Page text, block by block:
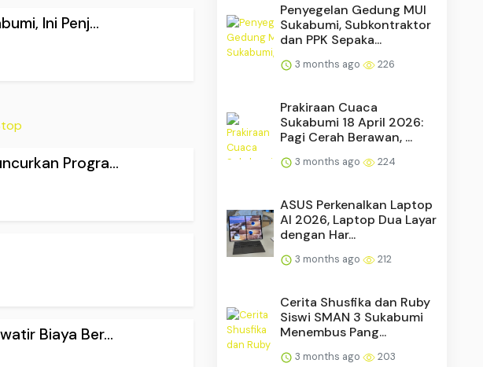
Ini Penj...
Progra...
Biaya Ber...
Penyegelan Gedung MUI
Sukabumi, Subkontraktor
dan PPK Sepaka...
3 months ago 226
Prakiraan Cuaca
Sukabumi 18 April 2026:
Pagi Cerah Berawan, ...
3 months ago 224
ASUS Perkenalkan Laptop
AI 2026, Laptop Dua Layar
dengan Har...
3 months ago 212
Cerita Shusfika dan Ruby
Siswi SMAN 3 Sukabumi
Menembus Pang...
3 months ago 203